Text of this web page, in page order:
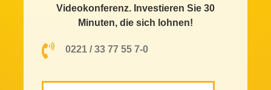
Videokonferenz. Investieren Sie 30
Minuten, die sich lohnen!
0221 / 33 77 55 7-0